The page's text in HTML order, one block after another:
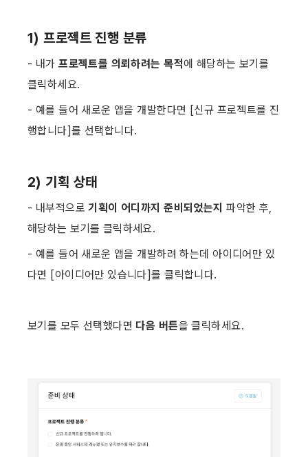
1) 프로젝트 진행 분류
- 내가 프로젝트를 의뢰하려는 목적에 해당하는 보기를
클릭하세요.
- 예를 들어 새로운 앱을 개발한다면 [신규 프로젝트를 진
행합니다]를 선택합니다. ​
2) 기획 상태
- 내부적으로 기획이 어디까지 준비되었는지 파악한 후,
해당하는 보기를 클릭하세요.
- 예를 들어 새로운 앱을 개발하려 하는데 아이디어만 있
다면 [아이디어만 있습니다]를 클릭합니다. ​
보기를 모두 선택했다면 다음 버튼을 클릭하세요. ​